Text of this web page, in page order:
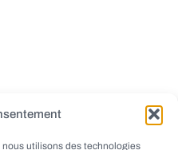
utilisons des technologies